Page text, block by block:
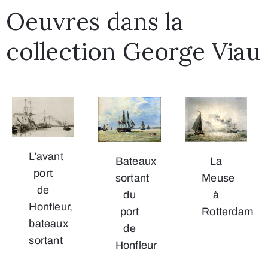
Oeuvres dans la
collection George Viau
L’avant
port
de
Honfleur,
bateaux
sortant
Bateaux
sortant
du
port
de
Honfleur
La
Meuse
à
Rotterdam